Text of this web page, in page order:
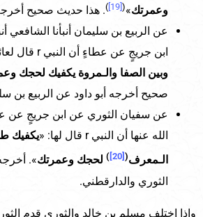
وعمرتك»
(
). هذا حديث صحيح
عن الربيع بن سليمان أنبأنا الشافعي
ابن جريجٍ عن عطاءٍ أن النبي r قال لعائشة: «
وبين الصفا والـمروة يكفيك لحجك
صحيح أخرجه أبو داود عن الربيع بن
عن سفيان الثوري عن ابن جريجٍ
الله عنها أن النبي r قال لها: «
يكفيك
الـمعرف(
[20]
) لحجك وعمرتك».
الثوري والدارقطني.
وإذا اختلف مسلم بن خالدٍ والثوري قدم